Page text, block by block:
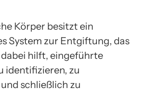
Körper besitzt ein
System zur Entgiftung, das
hilft, eingeführte
identifizieren, zu
schließlich zu